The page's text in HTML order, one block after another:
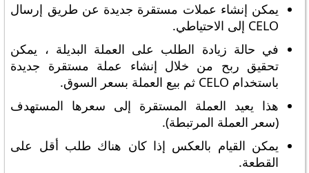
يمكن إنشاء عملات مستقرة جديدة عن طريق إرسال
CELO إلى الاحتياطي.
في حالة زيادة الطلب على العملة البديلة ، يمكن
تحقيق ربح من خلال إنشاء عملة مستقرة جديدة
باستخدام CELO ثم بيع العملة بسعر السوق.
هذا يعيد العملة المستقرة إلى سعرها المستهدف
(سعر العملة المرتبطة).
يمكن القيام بالعكس إذا كان هناك طلب أقل على
القطعة.